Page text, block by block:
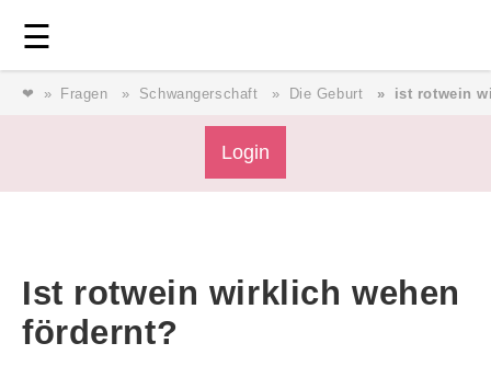
☰
❤ Fragen Schwangerschaft Die Geburt ist rotwein
Login
Ist rotwein wirklich wehen
fördernt?
Forum